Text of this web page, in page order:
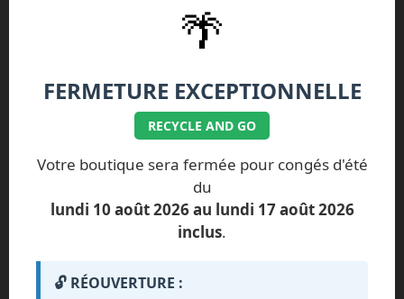
Nos réparations spécifiques Google
Google Pixel 10 Pro Fold
Google Pixel 10 Pro XL
Google Pixel 10 Pro
Google Pixel 9 Pro XL
🌴
FERMETURE EXCEPTIONNELLE
RECYCLE AND GO
Votre boutique sera fermée pour congés d'été
du
lundi 10 août 2026 au lundi 17 août 2026
inclus.
🔓 RÉOUVERTURE :